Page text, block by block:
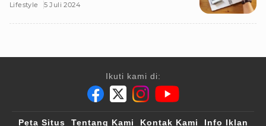
Lifestyle 5 Juli 2024
Ikuti kami di:
Peta Situs Tentang Kami Kontak Kami Info Iklan